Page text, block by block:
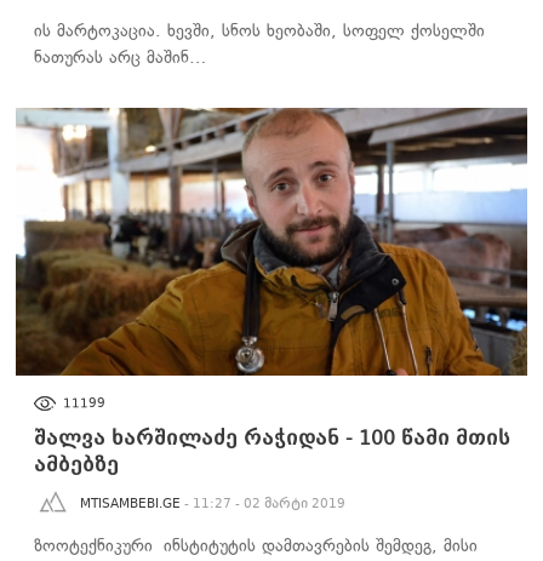
ის მარტოკაცია. ხევში, სნოს ხეობაში, სოფელ ქოსელში
ნათურას არც მაშინ…
11199
შალვა ხარშილაძე რაჭიდან - 100 წამი მთის
ამბებზე
MTISAMBEBI.GE - 11:27 - 02 მარტი 2019
ზოოტექნიკური ინსტიტუტის დამთავრების შემდეგ, მისი